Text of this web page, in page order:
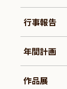
行事報告
年間計画
作品展